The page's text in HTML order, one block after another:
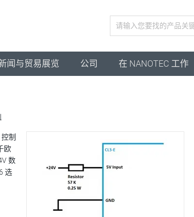
闻与贸易展览 公司 在 NANOTEC 工作
制
欧
数
选